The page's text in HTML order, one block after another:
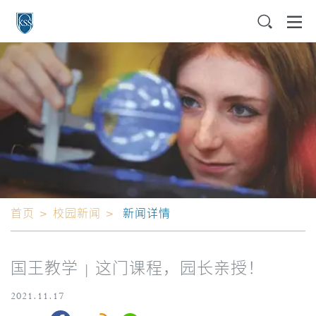
首页 > 校园新闻 > 新闻详情
国王教学 | 这门课程，园长亲授！
2021.11.17